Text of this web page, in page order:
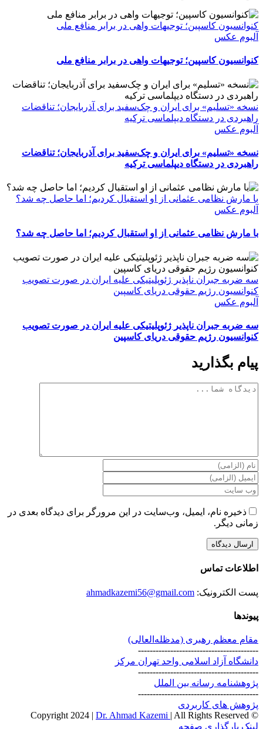
کنوانسیون کاسپین؛ توجیهات واهی در برابر منافع ملی
آلبوم عکس
کنوانسیون کاسپین؛ توجیهات واهی در برابر منافع ملی
نسخه «تسلیم» برای ایران و چک‌سفید برای آذربایجان؛ تناقضات
راهبردی در دستگاه دیپلماسی ترکیه
آلبوم عکس
نسخه «تسلیم» برای ایران و چک‌سفید برای آذربایجان؛ تناقضات
راهبردی در دستگاه دیپلماسی ترکیه
با مارش نظامی عثمانی از او استقبال کردیم؛ اما حاصل چه شد؟
آلبوم عکس
با مارش نظامی عثمانی از او استقبال کردیم؛ اما حاصل چه شد؟
سه ضربه جبران ناپذیر ژئوپلیتیکی علیه ایران در صورت تصویب
کنوانسیون رژیم حقوقی دریای کاسپین
آلبوم عکس
سه ضربه جبران ناپذیر ژئوپلیتیکی علیه ایران در صورت تصویب
کنوانسیون رژیم حقوقی دریای کاسپین
پیام بگذارید
دیدگاه
ذخیره نام، ایمیل، وب‌سایت در این مرورگر برای دیدگاه بعدی در
زمانی دیگر.
اطلاعات تماس
پست الکترونیک: ahmadkazemi56@gmail.com
پیوندها
مقام معظم رهبری (مد‌ظله‌العالی)
-----------------------------------------
دانشگاه آزاد اسلامی واحد تهران مرکز
-----------------------------------------
پژوهشنامه رسانه بین الملل
-----------------------------------------
پژوهش های کاربردی
© Copyright 2024 |
Dr. Ahmad Kazemi | All Rights Reserved
Instagram
X
لینک بارگذاری صفحه